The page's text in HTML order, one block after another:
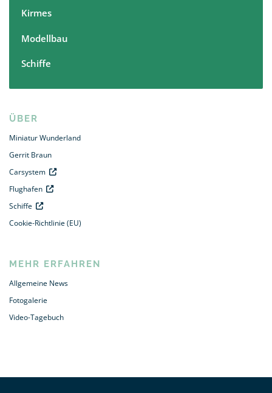
Kirmes
Modellbau
Schiffe
ÜBER
Miniatur Wunderland
Gerrit Braun
Carsystem
Flughafen
Schiffe
Cookie-Richtlinie (EU)
MEHR ERFAHREN
Allgemeine News
Fotogalerie
Video-Tagebuch